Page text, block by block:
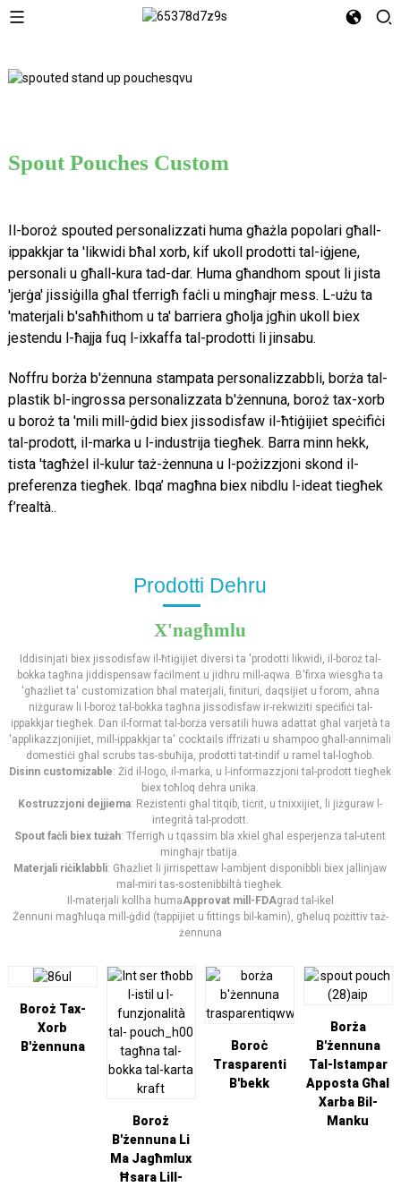
Spout Pouches Custom
Il-boroż spouted personalizzati huma għażla popolari għall-
ippakkjar ta 'likwidi bħal xorb, kif ukoll prodotti tal-iġjene,
personali u għall-kura tad-dar. Huma għandhom spout li jista
'jerġa' jissiġilla għal tferrigħ faċli u mingħajr mess. L-użu ta
'materjali b'saħħithom u ta' barriera għolja jgħin ukoll biex
jestendu l-ħajja fuq l-ixkaffa tal-prodotti li jinsabu.
Noffru borża b'żennuna stampata personalizzabbli, borża tal-
plastik bl-ingrossa personalizzata b'żennuna, boroż tax-xorb
u boroż ta 'mili mill-ġdid biex jissodisfaw il-ħtiġijiet speċifiċi
tal-prodott, il-marka u l-industrija tiegħek. Barra minn hekk,
tista 'tagħżel il-kulur taż-żennuna u l-pożizzjoni skond il-
preferenza tiegħek. Ibqa’ magħna biex nibdlu l-ideat tiegħek
f’realtà.
Prodotti Dehru
X'nagħmlu
Iddisinjati biex jissodisfaw il-ħtiġijiet diversi ta 'prodotti likwidi, il-boroż tal-
bokka tagħna jiddispensaw faċilment u jidhru mill-aqwa. B'firxa wiesgħa ta
'għażliet ta' customization bħal materjali, finituri, daqsijiet u forom, aħna
niżguraw li l-boroż tal-bokka tagħna jissodisfaw ir-rekwiżiti speċifiċi tal-
ippakkjar tiegħek. Dan il-format tal-borża versatili huwa adattat għal varjetà ta
'applikazzjonijiet, mill-ippakkjar ta' cocktails iffriżati u shampoo għall-annimali
domestiċi għal scrubs tas-sbuħija, prodotti tat-tindif u ramel tal-logħob.
Disinn customizable: Żid il-logo, il-marka, u l-informazzjoni tal-prodott tiegħek
biex toħloq dehra unika.
Kostruzzjoni dejjiema: Reżistenti għal titqib, tiċrit, u tnixxijiet, li jiżguraw l-
integrità tal-prodott.
Spout faċli biex tużah: Tferrigħ u tqassim bla xkiel għal esperjenza tal-utent
mingħajr tbatija.
Materjali riċiklabbli: Għażliet li jirrispettaw l-ambjent disponibbli biex jallinjaw
mal-miri tas-sostenibbiltà tiegħek.
Il-materjali kollha humaApprovat mill-FDAgrad tal-ikel
Żennuni magħluqa mill-ġdid (tappijiet u fittings bil-kamin), għeluq pożittiv taż-
żennuna
Boroż Tax-
Xorb
B'żennuna
Boroż
B'żennuna Li
Ma Jagħmlux
Ħsara Lill-
Boroċ
Trasparenti
B'bekk
Borża
B'żennuna
Tal-Istampar
Apposta Għal
Xarba Bil-
Manku